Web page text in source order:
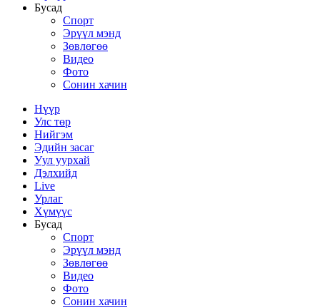
Бусад
Спорт
Эрүүл мэнд
Зөвлөгөө
Видео
Фото
Сонин хачин
Нүүр
Улс төр
Нийгэм
Эдийн засаг
Уул уурхай
Дэлхийд
Live
Урлаг
Хүмүүс
Бусад
Спорт
Эрүүл мэнд
Зөвлөгөө
Видео
Фото
Сонин хачин